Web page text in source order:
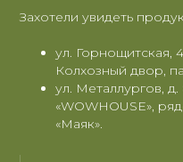
Захотели увидеть
ул. Горнощитская,
Колхозный двор,
ул. Металлургов,
«WOWHOUSE»,
«Маяк».